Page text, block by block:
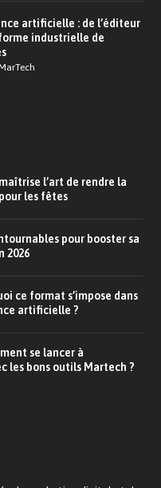
artificielle : de l’éditeur
industrielle de
l’art de rendre la
les fêtes
pour booster sa
2026
ce format s’impose dans
artificielle ?
se lancer à
les bons outils Martech ?